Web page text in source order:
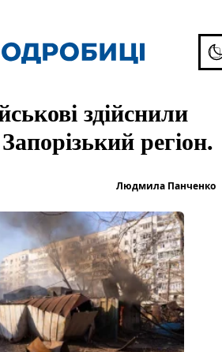
здійснили
регіон.
Людмила Панченко